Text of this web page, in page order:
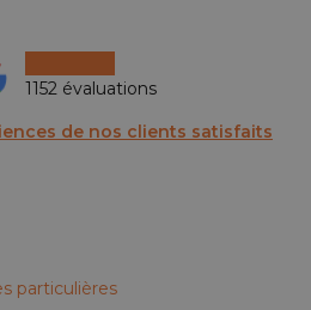
1152 évaluations
de nos clients satisfaits
particulières